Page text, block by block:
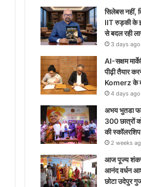
सिलेबस नहीं,
IIT रुड़की के
से बदल रही
3 days ago
AI-सक्षम
पीढ़ी तैयार
Komerz के
4 days ago
अभय भुतडा
300 छात्रों
की स्कॉलरशिप
2 weeks
आज पूज्य
आनंद वर्धन
छोटा उदेपुर